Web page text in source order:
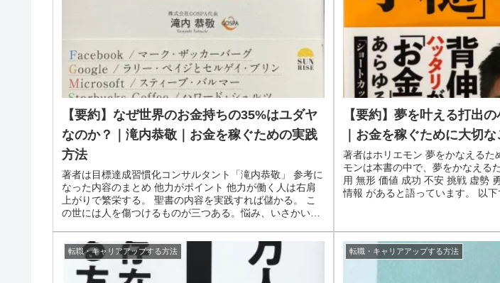
【要約】なぜ世界のお金持ちの35%はユダヤ
なのか？｜滝内恭敬｜お金を稼ぐための実践
方法
著者は目標達成習慣化コンサルタント「滝内恭敬」 参考に
なった内容のまとめ 他力がポイント 他力が働く人は右肩
上がりで繁栄する。 聖書の内容を実践すれば儲かる。 こ
の世には人を傷つけるものが三つある。悩み、いさかい、
【要約】夢を叶える打出
｜お金を稼ぐために大切な
著者はホリエモン 夢をかなえるた
モンは本書の中で、夢をかなえる
用 無形 価値 成功 不安 挑戦 虚勢
情報 があると語っています。 以下
転職・キャリアアップする方法 転職・キャリアアップする方法